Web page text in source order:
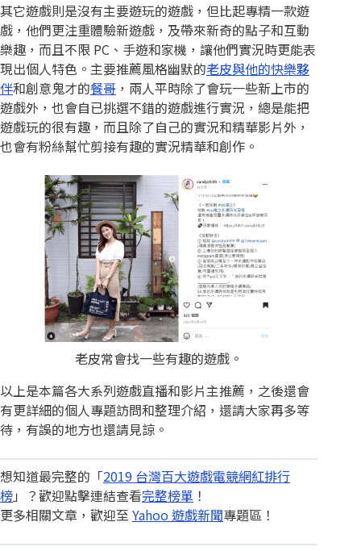
其它遊戲則是沒有主要遊玩的遊戲，但比起專精一款遊
戲，他們更注重體驗新遊戲，及帶來新奇的點子和互動
樂趣，而且不限 PC、手遊和家機，讓他們實況時更能表
現出個人特色。主要推薦風格幽默的老皮與他的快樂夥
伴和創意鬼才的餐哥 ，兩人平時除了會玩一些新上市的
遊戲外，也會自已挑選不錯的遊戲進行實況，總是能把
遊戲玩的很有趣，而且除了自己的實況和精華影片外，
也會有粉絲幫忙剪接有趣的實況精華和創作。
老皮常會找一些有趣的遊戲。
以上是本篇各大系列遊戲直播和影片主推薦，之後還會
有更詳細的個人專題訪問和整理介紹，還請大家再多等
待，有誤的地方也還請見諒。
想知道最完整的「2019 台灣百大遊戲電競網紅排行
榜」？歡迎點擊連結查看完整榜單 ！
更多相關文章，歡迎至Yahoo 遊戲新聞專題區！